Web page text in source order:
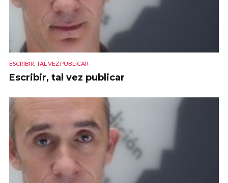
ESCRIBIR, TAL VEZ PUBLICAR
Escribir, tal vez publicar